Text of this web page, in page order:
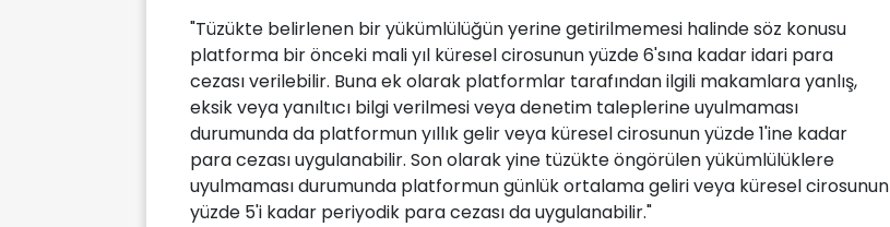
"Tüzükte belirlenen bir yükümlülüğün yerine getirilmemesi halinde söz konusu
platforma bir önceki mali yıl küresel cirosunun yüzde 6'sına kadar idari para
cezası verilebilir. Buna ek olarak platformlar tarafından ilgili makamlara yanlış,
eksik veya yanıltıcı bilgi verilmesi veya denetim taleplerine uyulmaması
durumunda da platformun yıllık gelir veya küresel cirosunun yüzde 1'ine kadar
para cezası uygulanabilir. Son olarak yine tüzükte öngörülen yükümlülüklere
uyulmaması durumunda platformun günlük ortalama geliri veya küresel cirosunun
yüzde 5'i kadar periyodik para cezası da uygulanabilir."